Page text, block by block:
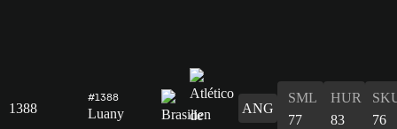
1388
#1388
Luany ANG
SML
77
HUR
83
76